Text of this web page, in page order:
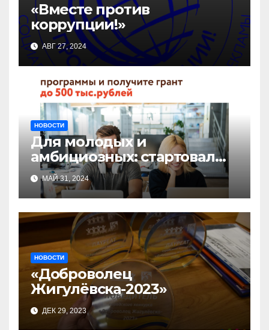
«Вместе против
коррупции!»
АВГ 27, 2024
НОВОСТИ
Для молодых и
амбициозных: стартовал
прием заявок на участие в
бизнес-акселераторе «Ты
предприниматель»
МАЙ 31, 2024
НОВОСТИ
«Доброволец
Жигулёвска-2023»
ДЕК 29, 2023